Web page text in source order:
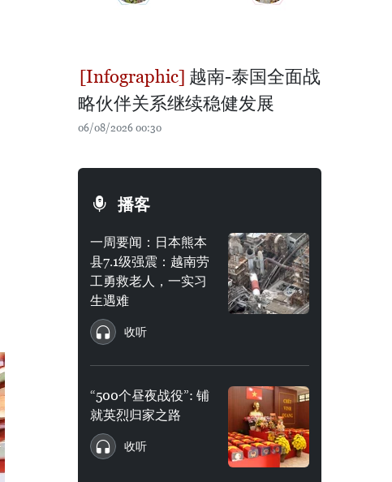
越南-泰国全面战
略伙伴关系继续稳健发展
06/08/2026 00:30
播客
一周要闻：日本熊本
县7.1级强震：越南劳
工勇救老人，一实习
生遇难
收听
“500个昼夜战役”: 铺
就英烈归家之路
收听